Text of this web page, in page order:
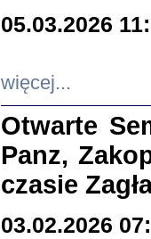
05.03.2026
więcej...
Otwarte
Panz,
czasie
03.02.2026